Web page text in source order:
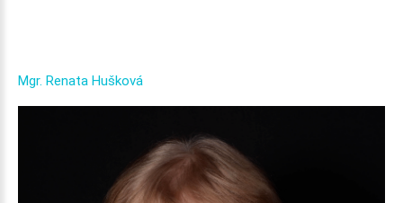
Mgr. Renata Hušková